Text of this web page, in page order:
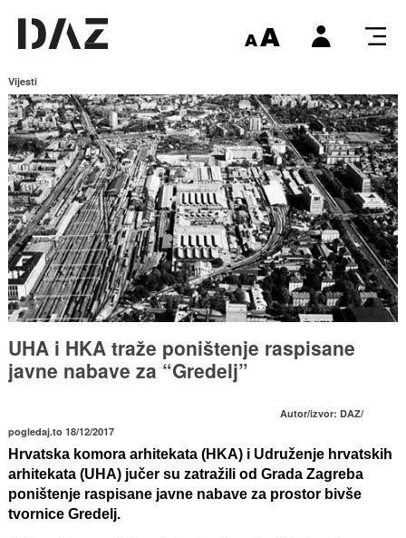
Vijesti
UHA i HKA traže poništenje raspisane
javne nabave za “Gredelj”
Autor/izvor: DAZ/
pogledaj.to 18/12/2017
Hrvatska komora arhitekata (HKA) i Udruženje hrvatskih
arhitekata (UHA) jučer su zatražili od Grada Zagreba
poništenje raspisane javne nabave za prostor bivše
tvornice Gredelj.